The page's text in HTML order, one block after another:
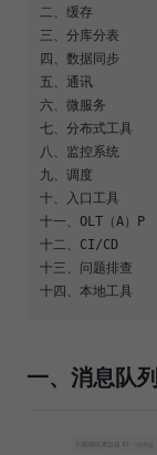
二、缓存
三、分库分表
四、数据同步
五、通讯
六、微服务
七、分布式工具
八、监控系统
九、调度
十、入口工具
十一、OLT（A）P
十二、CI/CD
十三、问题排查
一、消息队列